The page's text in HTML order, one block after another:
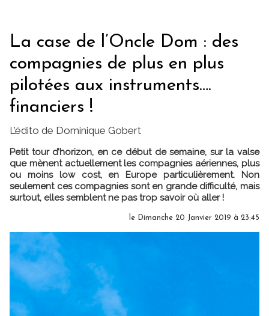
La case de l’Oncle Dom : des
compagnies de plus en plus
pilotées aux instruments….
financiers !
L’édito de Dominique Gobert
Petit tour d’horizon, en ce début de semaine, sur la valse
que mènent actuellement les compagnies aériennes, plus
ou moins low cost, en Europe particulièrement. Non
seulement ces compagnies sont en grande difficulté, mais
surtout, elles semblent ne pas trop savoir où aller !
le Dimanche 20 Janvier 2019 à 23:45